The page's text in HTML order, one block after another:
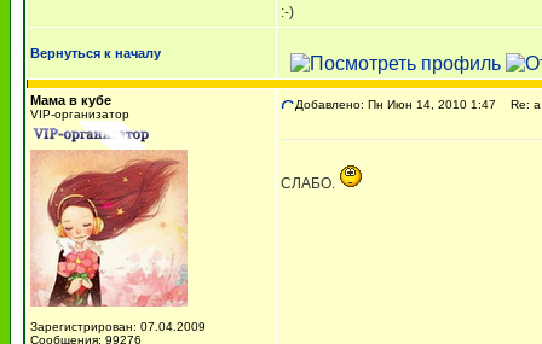
:-)
Вернуться к началу
Мама в кубе
VIP-организатор
Зарегистрирован: 07.04.2009
Сообщения: 99276
Добавлено: Пн Июн 14, 2010 1:47 Re: а
СЛАБО.